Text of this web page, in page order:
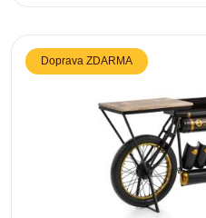
Doprava ZDARMA